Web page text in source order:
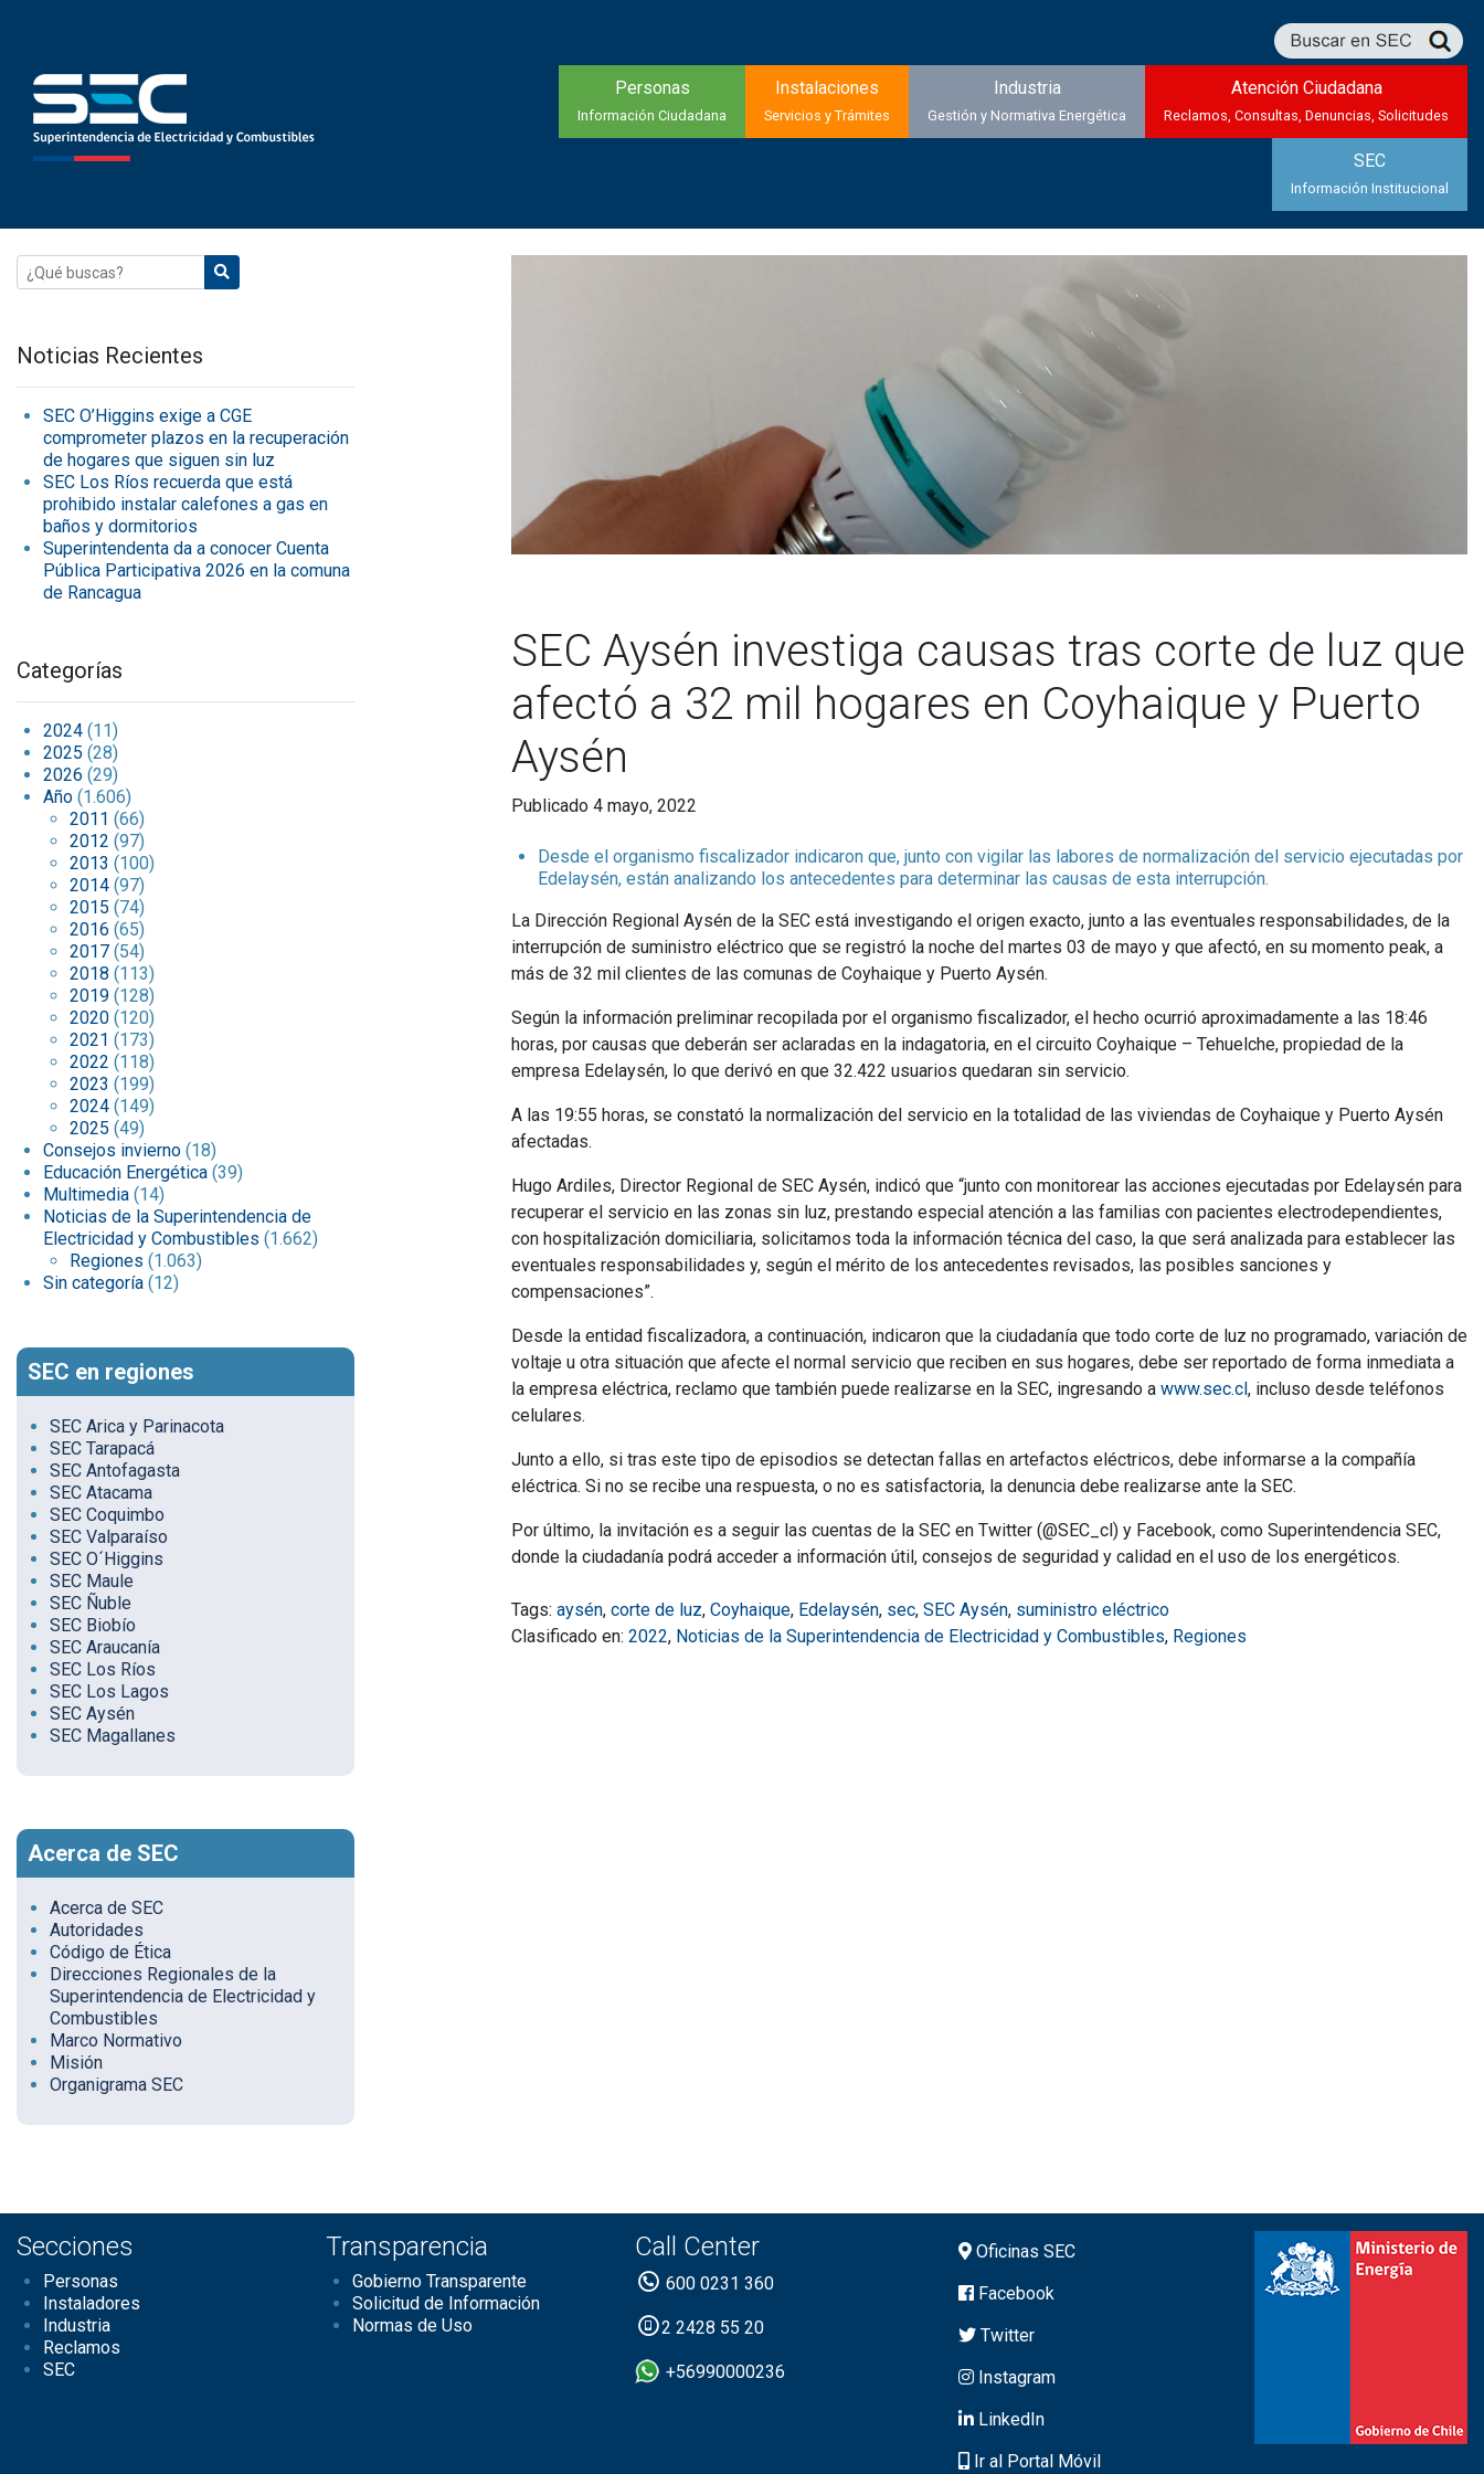
Personas
Información Ciudadana
Instalaciones
Servicios y Trámites
Industria
Gestión y Normativa Energética
Atención Ciudadana
Reclamos, Consultas, Denuncias, Solicitudes
SEC
Información Institucional
Noticias Recientes
SEC O’Higgins exige a CGE
comprometer plazos en la recuperación
de hogares que siguen sin luz
SEC Los Ríos recuerda que está
prohibido instalar calefones a gas en
baños y dormitorios
Superintendenta da a conocer Cuenta
Pública Participativa 2026 en la comuna
de Rancagua
Categorías
2024 (11)
2025 (28)
2026 (29)
Año (1.606)
2011 (66)
2012 (97)
2013 (100)
2014 (97)
2015 (74)
2016 (65)
2017 (54)
2018 (113)
2019 (128)
2020 (120)
2021 (173)
2022 (118)
2023 (199)
2024 (149)
2025 (49)
Consejos invierno (18)
Educación Energética (39)
Multimedia (14)
Noticias de la Superintendencia de
Electricidad y Combustibles (1.662)
Regiones (1.063)
Sin categoría (12)
SEC en regiones
SEC Arica y Parinacota
SEC Tarapacá
SEC Antofagasta
SEC Atacama
SEC Coquimbo
SEC Valparaíso
SEC O´Higgins
SEC Maule
SEC Ñuble
SEC Biobío
SEC Araucanía
SEC Los Ríos
SEC Los Lagos
SEC Aysén
SEC Magallanes
Acerca de SEC
Acerca de SEC
Autoridades
Código de Ética
Direcciones Regionales de la
Superintendencia de Electricidad y
Combustibles
Marco Normativo
Misión
Organigrama SEC
SEC Aysén investiga causas tras corte de luz que
afectó a 32 mil hogares en Coyhaique y Puerto
Aysén
Publicado 4 mayo, 2022
Desde el organismo fiscalizador indicaron que, junto con vigilar las labores de normalización del servicio ejecutadas por
Edelaysén, están analizando los antecedentes para determinar las causas de esta interrupción.
La Dirección Regional Aysén de la SEC está investigando el origen exacto, junto a las eventuales responsabilidades, de la
interrupción de suministro eléctrico que se registró la noche del martes 03 de mayo y que afectó, en su momento peak, a
más de 32 mil clientes de las comunas de Coyhaique y Puerto Aysén.
Según la información preliminar recopilada por el organismo fiscalizador, el hecho ocurrió aproximadamente a las 18:46
horas, por causas que deberán ser aclaradas en la indagatoria, en el circuito Coyhaique – Tehuelche, propiedad de la
empresa Edelaysén, lo que derivó en que 32.422 usuarios quedaran sin servicio.
A las 19:55 horas, se constató la normalización del servicio en la totalidad de las viviendas de Coyhaique y Puerto Aysén
afectadas.
Hugo Ardiles, Director Regional de SEC Aysén, indicó que “junto con monitorear las acciones ejecutadas por Edelaysén para
recuperar el servicio en las zonas sin luz, prestando especial atención a las familias con pacientes electrodependientes,
con hospitalización domiciliaria, solicitamos toda la información técnica del caso, la que será analizada para establecer las
eventuales responsabilidades y, según el mérito de los antecedentes revisados, las posibles sanciones y
compensaciones”.
Desde la entidad fiscalizadora, a continuación, indicaron que la ciudadanía que todo corte de luz no programado, variación de
voltaje u otra situación que afecte el normal servicio que reciben en sus hogares, debe ser reportado de forma inmediata a
la empresa eléctrica, reclamo que también puede realizarse en la SEC, ingresando a www.sec.cl, incluso desde teléfonos
celulares.
Junto a ello, si tras este tipo de episodios se detectan fallas en artefactos eléctricos, debe informarse a la compañía
eléctrica. Si no se recibe una respuesta, o no es satisfactoria, la denuncia debe realizarse ante la SEC.
Por último, la invitación es a seguir las cuentas de la SEC en Twitter (@SEC_cl) y Facebook, como Superintendencia SEC,
donde la ciudadanía podrá acceder a información útil, consejos de seguridad y calidad en el uso de los energéticos.
Tags: aysén, corte de luz, Coyhaique, Edelaysén, sec, SEC Aysén, suministro eléctrico
Clasificado en: 2022, Noticias de la Superintendencia de Electricidad y Combustibles, Regiones
Secciones
Personas
Instaladores
Industria
Reclamos
SEC
Transparencia
Gobierno Transparente
Solicitud de Información
Normas de Uso
Call Center
600 0231 360
2 2428 55 20
+56990000236
Oficinas SEC
Facebook
Twitter
Instagram
LinkedIn
Ir al Portal Móvil